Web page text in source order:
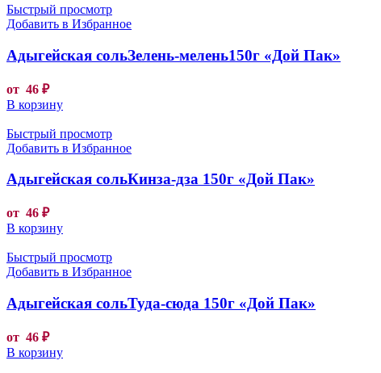
Быстрый просмотр
Добавить в Избранное
Адыгейская сольЗелень-мелень150г «Дой Пак»
от 46 ₽
В корзину
Быстрый просмотр
Добавить в Избранное
Адыгейская сольКинза-дза 150г «Дой Пак»
от 46 ₽
В корзину
Быстрый просмотр
Добавить в Избранное
Адыгейская сольТуда-сюда 150г «Дой Пак»
от 46 ₽
В корзину